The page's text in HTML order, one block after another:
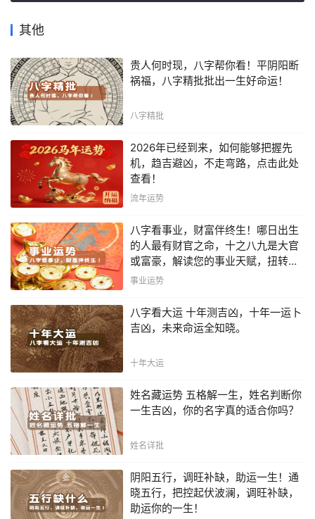
其他
贵人何时现，八字帮你看！平阴阳断
祸福，八字精批批出一生好命运！
八字精批
2026年已经到来，如何能够把握先
机，趋吉避凶，不走弯路，点击此处
查看！
流年运势
八字看事业，财富伴终生！哪日出生
的人最有财官之命，十之八九是大官
或富豪，解读您的事业天赋，扭转当
下不利困局！！
事业运势
八字看大运 十年测吉凶，十年一运卜
吉凶，未来命运全知晓。
十年大运
姓名藏运势 五格解一生，姓名判断你
一生吉凶，你的名字真的适合你吗？
姓名详批
阴阳五行，调旺补缺，助运一生！通
晓五行，把控起伏波澜，调旺补缺，
助运你的一生！